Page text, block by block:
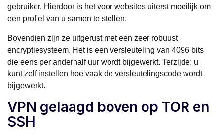
gebruiker. Hierdoor is het voor websites uiterst moeilijk om
een profiel van u samen te stellen.
Bovendien zijn ze uitgerust met een zeer robuust
encryptiesysteem. Het is een versleuteling van 4096 bits
die eens per anderhalf uur wordt bijgewerkt. Terzijde: u
kunt zelf instellen hoe vaak de versleutelingscode wordt
bijgewerkt.
VPN gelaagd boven op TOR en
SSH